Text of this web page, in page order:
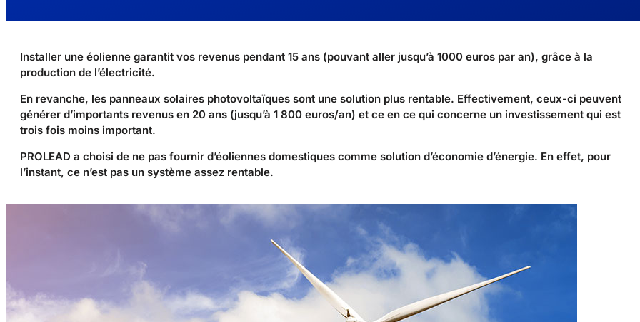
Installer une éolienne garantit vos revenus pendant 15 ans (pouvant aller jusqu’à 1000 euros par an), grâce à la
production de l’électricité.
En revanche, les panneaux solaires photovoltaïques sont une solution plus rentable. Effectivement, ceux-ci peuvent
générer d’importants revenus en 20 ans (jusqu’à 1 800 euros/an) et ce en ce qui concerne un investissement qui est
trois fois moins important.
PROLEAD a choisi de ne pas fournir d’éoliennes domestiques comme solution d’économie d’énergie. En effet, pour
l’instant, ce n’est pas un système assez rentable.